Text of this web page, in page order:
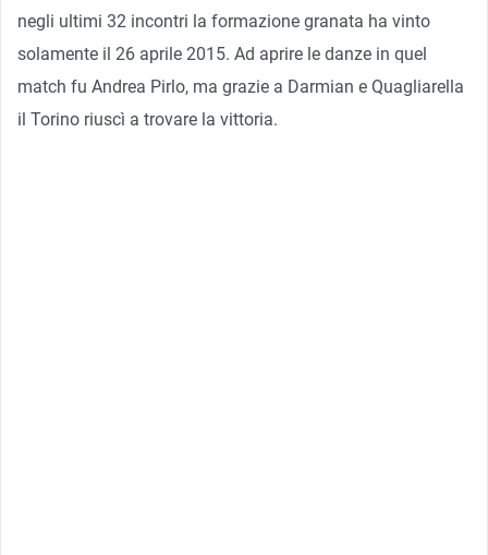
negli ultimi 32 incontri la formazione granata ha vinto
solamente il 26 aprile 2015. Ad aprire le danze in quel
match fu Andrea Pirlo, ma grazie a Darmian e Quagliarella
il Torino riuscì a trovare la vittoria.